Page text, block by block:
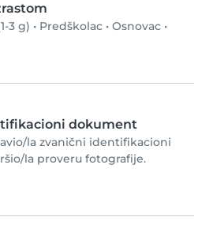
3 g) • Predškolac • Osnovac •
dokument
la zvanični identifikacioni
la proveru fotografije.